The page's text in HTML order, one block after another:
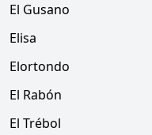
El Gusano
Elisa
Elortondo
El Rabón
El Trébol